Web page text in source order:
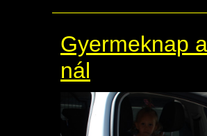
Gyermeknap
nál